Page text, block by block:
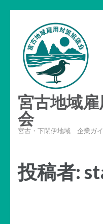
ス
ッ
を
押
宮古地域
会
宮古・下閉伊地域 企業ガ
投稿者: